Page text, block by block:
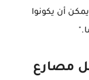
في غضون 3 أشهر يمكن أن يكونوا
مصارع